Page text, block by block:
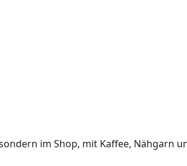
im Shop, mit Kaffee, Nähgarn